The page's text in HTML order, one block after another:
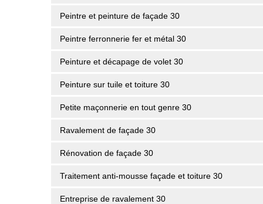
Peintre et peinture de façade 30
Peintre ferronnerie fer et métal 30
Peinture et décapage de volet 30
Peinture sur tuile et toiture 30
Petite maçonnerie en tout genre 30
Ravalement de façade 30
Rénovation de façade 30
Traitement anti-mousse façade et toiture 30
Entreprise de ravalement 30